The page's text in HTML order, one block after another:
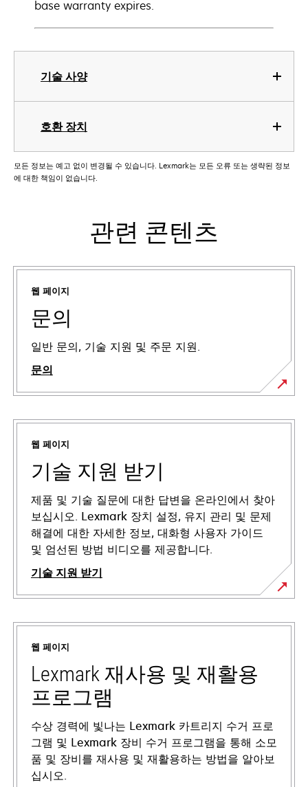
기술 사양
호환 장치
base warranty expires.
모든 정보는 예고 없이 변경될 수 있습니다. Lexmark는 모든 오류 또는 생략된 정보
에 대한 책임이 없습니다.
관련 콘텐츠
웹 페이지
문의
일반 문의, 기술 지원 및 주문 지원.
문의
웹 페이지
기술 지원 받기
제품 및 기술 질문에 대한 답변을 온라인에서 찾아
보십시오. Lexmark 장치 설정, 유지 관리 및 문제
해결에 대한 자세한 정보, 대화형 사용자 가이드
및 엄선된 방법 비디오를 제공합니다.
기술 지원 받기
새
탭
웹 페이지
Lexmark 재사용 및 재활용
프로그램
수상 경력에 빛나는 Lexmark 카트리지 수거 프로
그램 및 Lexmark 장비 수거 프로그램을 통해 소모
품 및 장비를 재사용 및 재활용하는 방법을 알아보
십시오.